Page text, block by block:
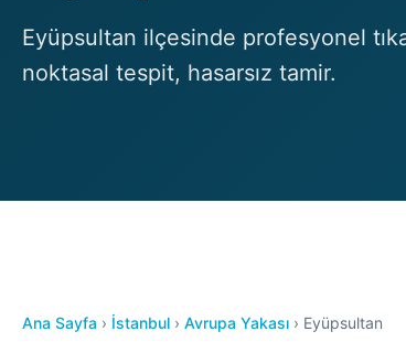
Eyüpsultan ilçesinde profesyonel
noktasal tespit, hasarsız tamir.
Ana Sayfa › İstanbul › Avrupa Yakası › Eyüpsultan